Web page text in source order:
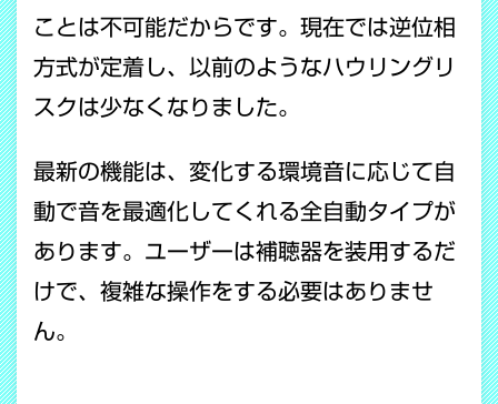
ことは不可能だからです。現在では逆位相
方式が定着し、以前のようなハウリングリ
スクは少なくなりました。
最新の機能は、変化する環境音に応じて自
動で音を最適化してくれる全自動タイプが
あります。ユーザーは補聴器を装用するだ
けで、複雑な操作をする必要はありませ
ん。